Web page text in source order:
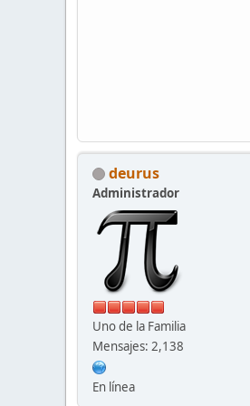
deurus
Administrador
Uno de la Familia
Mensajes: 2,138
En línea